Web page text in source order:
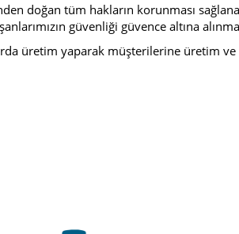
doğan tüm hakların korunması
güvenliği güvence altına
üretim yaparak müşterilerine üretim